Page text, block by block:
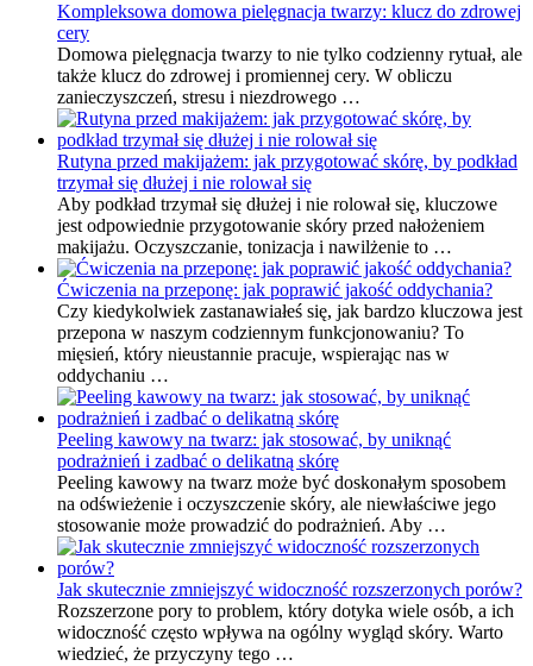
Kompleksowa domowa pielęgnacja twarzy: klucz do zdrowej
cery
Domowa pielęgnacja twarzy to nie tylko codzienny rytuał, ale
także klucz do zdrowej i promiennej cery. W obliczu
zanieczyszczeń, stresu i niezdrowego …
Rutyna przed makijażem: jak przygotować skórę, by podkład
trzymał się dłużej i nie rolował się
Aby podkład trzymał się dłużej i nie rolował się, kluczowe
jest odpowiednie przygotowanie skóry przed nałożeniem
makijażu. Oczyszczanie, tonizacja i nawilżenie to …
Ćwiczenia na przeponę: jak poprawić jakość oddychania?
Czy kiedykolwiek zastanawiałeś się, jak bardzo kluczowa jest
przepona w naszym codziennym funkcjonowaniu? To
mięsień, który nieustannie pracuje, wspierając nas w
oddychaniu …
Peeling kawowy na twarz: jak stosować, by uniknąć
podrażnień i zadbać o delikatną skórę
Peeling kawowy na twarz może być doskonałym sposobem
na odświeżenie i oczyszczenie skóry, ale niewłaściwe jego
stosowanie może prowadzić do podrażnień. Aby …
Jak skutecznie zmniejszyć widoczność rozszerzonych porów?
Rozszerzone pory to problem, który dotyka wiele osób, a ich
widoczność często wpływa na ogólny wygląd skóry. Warto
wiedzieć, że przyczyny tego …